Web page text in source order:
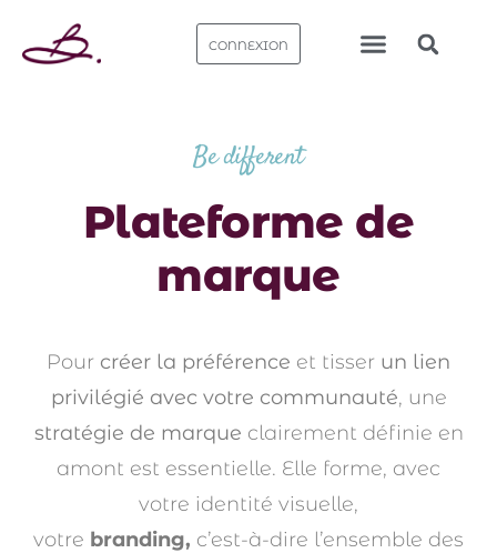
CONNEXION
Be different
Plateforme de
marque
Pour créer la préférence et tisser un lien
privilégié avec votre communauté, une
stratégie de marque clairement définie en
amont est essentielle. Elle forme, avec
votre identité visuelle,
votre branding, c’est-à-dire l’ensemble des